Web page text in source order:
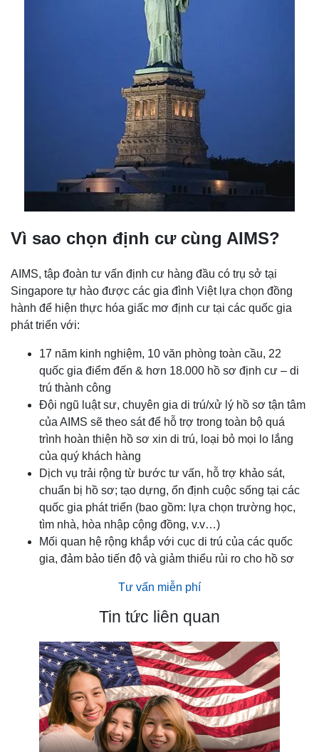
Vì sao chọn định cư cùng AIMS?
AIMS, tập đoàn tư vấn định cư hàng đầu có trụ sở tại
Singapore tự hào được các gia đình Việt lựa chọn đồng
hành để hiện thực hóa giấc mơ định cư tại các quốc gia
phát triển với:
17 năm kinh nghiệm, 10 văn phòng toàn cầu, 22
quốc gia điểm đến & hơn 18.000 hồ sơ định cư – di
trú thành công
Đội ngũ luật sư, chuyên gia di trú/xử lý hồ sơ tận tâm
của AIMS sẽ theo sát để hỗ trợ trong toàn bộ quá
trình hoàn thiện hồ sơ xin di trú, loại bỏ mọi lo lắng
của quý khách hàng
Dịch vụ trải rộng từ bước tư vấn, hỗ trợ khảo sát,
chuẩn bị hồ sơ; tạo dựng, ổn định cuộc sống tại các
quốc gia phát triển (bao gồm: lựa chọn trường học,
tìm nhà, hòa nhập cộng đồng, v.v…)
Mối quan hệ rộng khắp với cục di trú của các quốc
gia, đảm bảo tiến độ và giảm thiểu rủi ro cho hồ sơ
Tư vấn miễn phí
Tin tức liên quan